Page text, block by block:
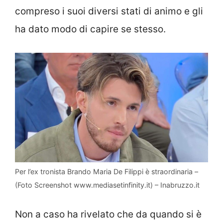
compreso i suoi diversi stati di animo e gli
ha dato modo di capire se stesso.
Per l’ex tronista Brando Maria De Filippi è straordinaria –
(Foto Screenshot www.mediasetinfinity.it) – Inabruzzo.it
Non a caso ha rivelato che da quando si è